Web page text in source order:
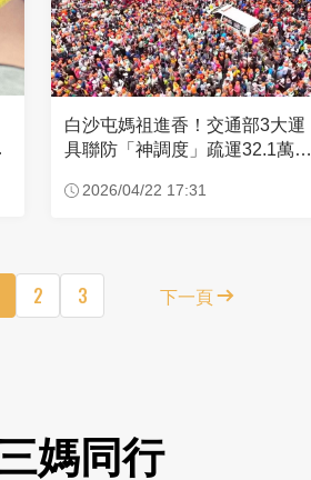
白沙屯媽祖進香！交通部3大運
具聯防「神調度」疏運32.1萬創
2026/04/22 17:31
2 3 下一頁
媽同行